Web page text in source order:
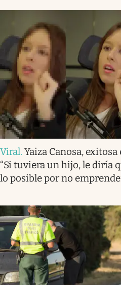
Viral. Yaiza Canosa,
“Si tuviera un hijo, le diría
lo posible por no